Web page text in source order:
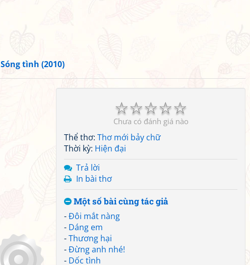
Sóng tình (2010)
☆
☆
☆
☆
☆
Chưa có đánh giá nào
Thể thơ: Thơ mới bảy chữ
Thời kỳ: Hiện đại
Trả lời
In bài thơ
Một số bài cùng tác giả
-Đôi mắt nàng
- Dáng em
-Thương hại
-Đừng anh nhé!
- Dốc tình